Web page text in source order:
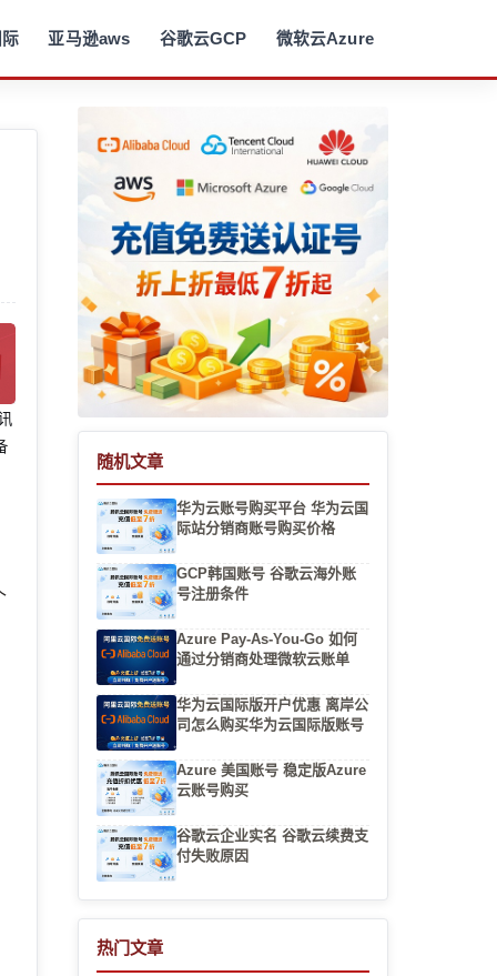
亚马逊aws 谷歌云GCP 微软云Azure
随机文章
华为云账号购买平台 华为云国
际站分销商账号购买价格
GCP韩国账号 谷歌云海外账
号注册条件
Azure Pay-As-You-Go 如何
通过分销商处理微软云账单
华为云国际版开户优惠 离岸公
司怎么购买华为云国际版账号
Azure 美国账号 稳定版Azure
云账号购买
谷歌云企业实名 谷歌云续费支
付失败原因
热门文章